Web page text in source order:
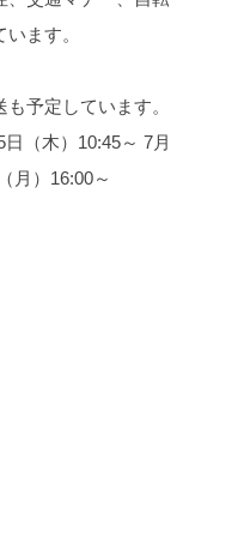
ます。
予定しています。
日（木）10:45～ 7月
月）16:00～